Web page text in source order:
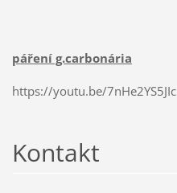
páření g.carbonária
https://youtu.be/7nHe2YS5JIc
Kontakt